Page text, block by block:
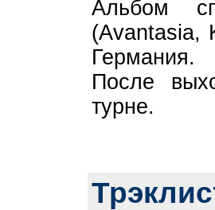
Альбом
(Avantasia,
Германия.
После
турне.